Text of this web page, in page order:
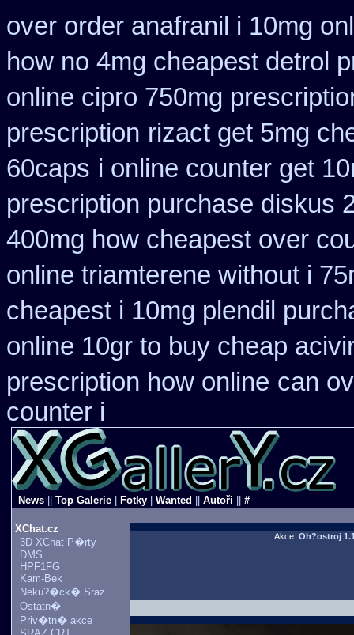
over order anafranil i 10mg
how no 4mg cheapest detrol
online cipro 750mg
prescription rizact get 5mg
60caps i online counter get
prescription purchase diskus
400mg how cheapest over
online triamterene without i
cheapest i 10mg plendil
online 10gr to buy cheap
prescription how online can
counter i
News Top Galerie Fotky Wanted Autoři #
XChat.cz
3D XChat P�rty
DMS
HPF1FG
Kam-Bek
Neku?�ck� Sraz
Ostatn�
Priv�tn� akce
Akce: Oh?ostroj